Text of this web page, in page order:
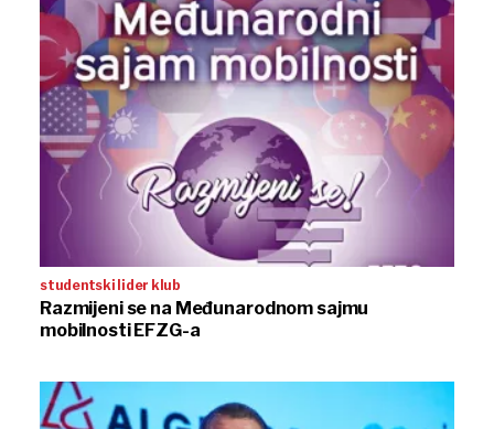
studentski lider klub
Razmijeni se na Međunarodnom sajmu
mobilnosti EFZG-a